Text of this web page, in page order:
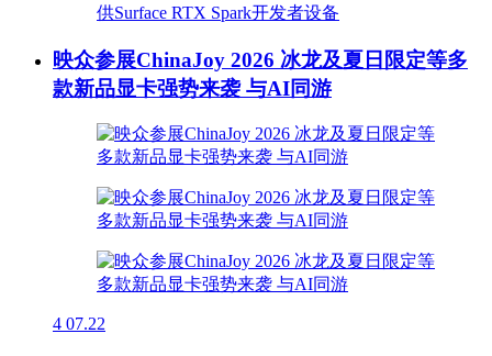
映众参展ChinaJoy 2026 冰龙及夏日限定等多
款新品显卡强势来袭 与AI同游
4 07.22